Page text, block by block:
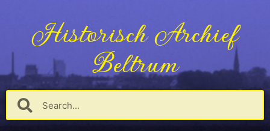
Historisch Archief
Beltrum